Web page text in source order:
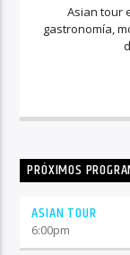
Asian tour
gastronomía,
PRÓXIMOS
ASIAN TOUR
6:00pm